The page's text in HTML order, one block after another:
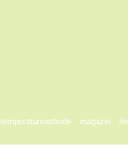
temperaturmethode magazin